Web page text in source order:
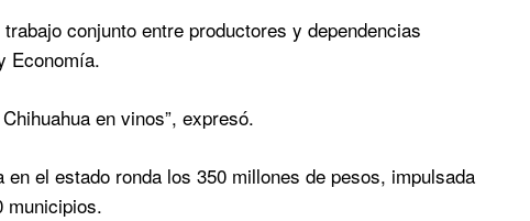
conjunto entre productores y dependencias
Economía.
en vinos”, expresó.
el estado ronda los 350 millones de pesos, impulsada
municipios.